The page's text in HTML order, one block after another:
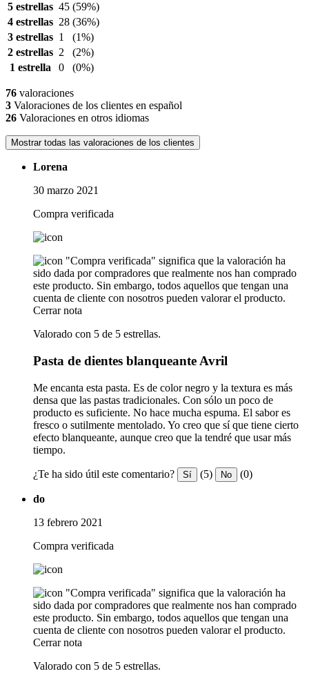
5 estrellas 45 (59%)
4 estrellas 28 (36%)
3 estrellas 1
(1%)
2 estrellas 2
(2%)
1 estrella
0 (0%)
76 valoraciones
3 Valoraciones de los clientes en español
26 Valoraciones en otros idiomas
Mostrar todas las valoraciones de los clientes
Lorena
30 marzo 2021
Compra verificada
"Compra verificada" significa que la valoración ha
sido dada por compradores que realmente nos han comprado
este producto. Sin embargo, todos aquellos que tengan una
cuenta de cliente con nosotros pueden valorar el producto.
Cerrar nota
Valorado con 5 de 5 estrellas.
Pasta de dientes blanqueante Avril
Me encanta esta pasta. Es de color negro y la textura es más
densa que las pastas tradicionales. Con sólo un poco de
producto es suficiente. No hace mucha espuma. El sabor es
fresco o sutilmente mentolado. Yo creo que sí que tiene cierto
efecto blanqueante, aunque creo que la tendré que usar más
tiempo.
¿Te ha sido útil este comentario? Sí (5) No (0)
do
13 febrero 2021
Compra verificada
"Compra verificada" significa que la valoración ha
sido dada por compradores que realmente nos han comprado
este producto. Sin embargo, todos aquellos que tengan una
cuenta de cliente con nosotros pueden valorar el producto.
Cerrar nota
Valorado con 5 de 5 estrellas.